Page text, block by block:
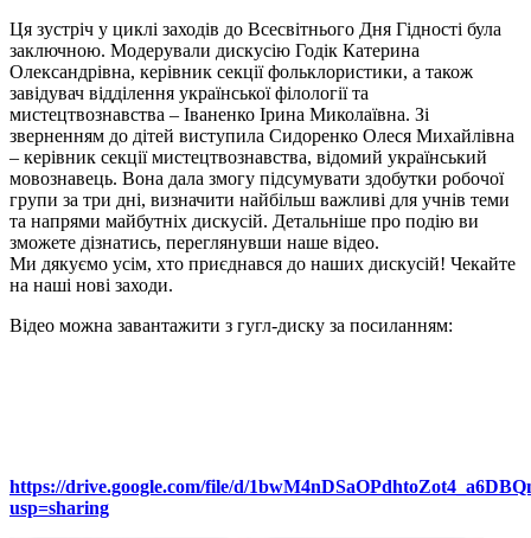
Ця зустріч у циклі заходів до Всесвітнього Дня Гідності була
заключною. Модерували дискусію Годік Катерина
Олександрівна, керівник секції фольклористики, а також
завідувач відділення української філології та
мистецтвознавства – Іваненко Ірина Миколаївна. Зі
зверненням до дітей виступила Сидоренко Олеся Михайлівна
– керівник секції мистецтвознавства, відомий український
мовознавець. Вона дала змогу підсумувати здобутки робочої
групи за три дні, визначити найбільш важливі для учнів теми
та напрями майбутніх дискусій. Детальніше про подію ви
зможете дізнатись, переглянувши наше відео.
Ми дякуємо усім, хто приєднався до наших дискусій! Чекайте
на наші нові заходи.
Відео можна завантажити з гугл-диску за посиланням:
https://drive.google.com/file/d/
usp=sharing